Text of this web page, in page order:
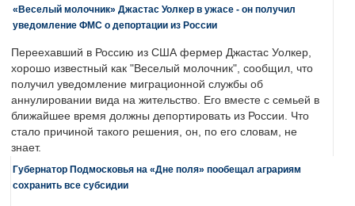
«Веселый молочник» Джастас Уолкер в ужасе - он получил
уведомление ФМС о депортации из России
Переехавший в Россию из США фермер Джастас Уолкер,
хорошо известный как "Веселый молочник", сообщил, что
получил уведомление миграционной службы об
аннулировании вида на жительство. Его вместе с семьей в
ближайшее время должны депортировать из России. Что
стало причиной такого решения, он, по его словам, не
знает.
Губернатор Подмосковья на «Дне поля» пообещал аграриям
сохранить все субсидии